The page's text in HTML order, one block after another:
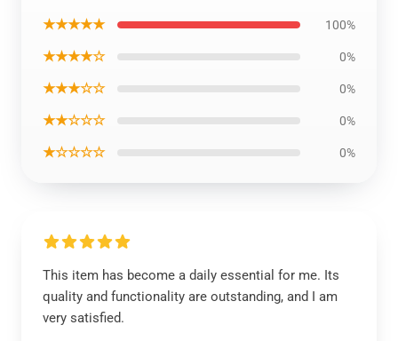
★★★★★ 100%
★★★★☆ 0%
★★★☆☆ 0%
★★☆☆☆ 0%
★☆☆☆☆ 0%
This item has become a daily essential for me. Its
quality and functionality are outstanding, and I am
very satisfied.